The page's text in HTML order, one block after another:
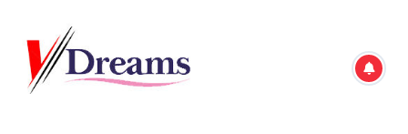
content